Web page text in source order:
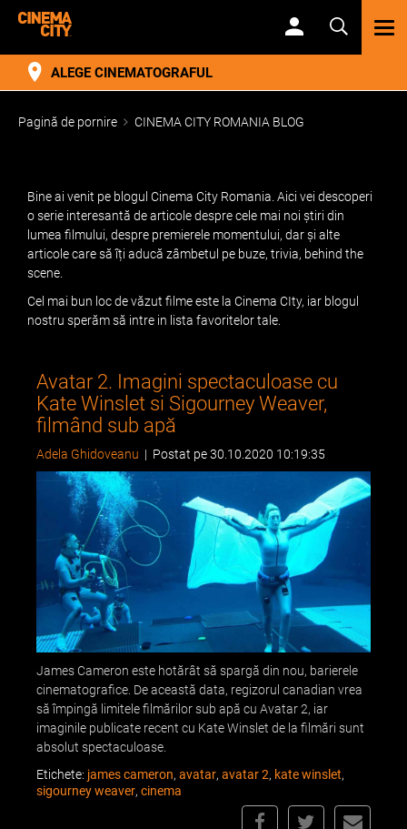
ALEGE CINEMATOGRAFUL
Pagină de pornire CINEMA CITY ROMANIA BLOG
Bine ai venit pe blogul Cinema City Romania. Aici vei descoperi
o serie interesantă de articole despre cele mai noi știri din
lumea filmului, despre premierele momentului, dar și alte
articole care să îți aducă zâmbetul pe buze, trivia, behind the
scene.
Cel mai bun loc de văzut filme este la Cinema CIty, iar blogul
nostru sperăm să intre in lista favoritelor tale.
Avatar 2. Imagini spectaculoase cu
Kate Winslet si Sigourney Weaver,
filmând sub apă
Adela Ghidoveanu | Postat pe 30.10.2020 10:19:35
James Cameron este hotărât să spargă din nou, barierele
cinematografice. De această data, regizorul canadian vrea
să împingă limitele filmărilor sub apă cu Avatar 2, iar
imaginile publicate recent cu Kate Winslet de la filmări sunt
absolut spectaculoase.
Etichete: james cameron, avatar, avatar 2, kate winslet,
sigourney weaver, cinema